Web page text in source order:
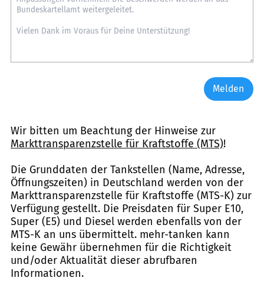
Melden
Wir bitten um Beachtung der Hinweise zur
Markttransparenzstelle für Kraftstoffe (MTS)!
Die Grunddaten der Tankstellen (Name, Adresse,
Öffnungszeiten) in Deutschland werden von der
Markttransparenzstelle für Kraftstoffe (MTS-K) zur
Verfügung gestellt. Die Preisdaten für Super E10,
Super (E5) und Diesel werden ebenfalls von der
MTS-K an uns übermittelt. mehr-tanken kann
keine Gewähr übernehmen für die Richtigkeit
und/oder Aktualität dieser abrufbaren
Informationen.